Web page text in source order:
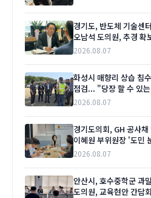
경기도, 반도체 기술센
오남석 도의원, 추경 확
2026.08.07
화성시 매향리 상습 침
점검... "당장 할 수 있
2026.08.07
경기도의회, GH 공사
이혜원 부위원장 '도민
2026.08.07
안산시, 호수중학군
도의원, 교육현안 간담